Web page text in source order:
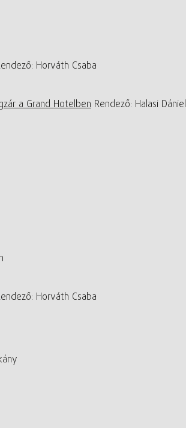
Horváth Csaba
a Grand Hotelben Rendező: Halasi Dániel
Horváth Csaba